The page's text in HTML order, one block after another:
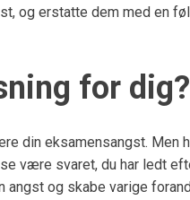
og erstatte dem med en
for dig?
din eksamensangst. Men
være svaret, du har ledt
og skabe varige